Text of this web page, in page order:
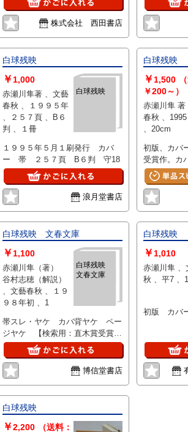
株式会社 西田書店
白球残映
白球残映
￥ 1,000
赤瀬川隼著 、文藝
春秋 、１９９５年
、２５７頁 、B６
判 、１冊
１９９５年５月１刷発行 カバ
ー 帯 ２５７頁 B６判 守18
浪月堂書店
白球残映
￥1,500
￥200～）
赤瀬川隼 著 、文芸
春秋 、1995 、257p
、20cm
初版、カバ
受賞作。カ
地のため、
白球残映 文春文庫
白球残映
文春文庫
￥ 1,100
赤瀬川隼（著）
谷村志穂（解説）
、文藝春秋 、１９
９８年初 、1
帯スレ・ヤケ カバ背ヤケ ペー
ジヤケ 【検索用：直木賞受賞
作】
博信堂書店
白球残映
￥1,010
赤瀬川隼 、文芸春
秋 、
初版 カバ
白球残映
￥2,200 （送料：